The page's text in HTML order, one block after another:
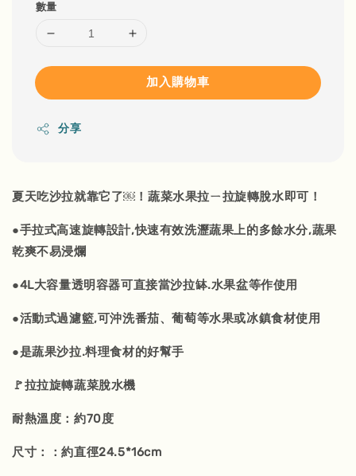
數量
加入購物車
分享
夏天吃沙拉就靠它了￼！蔬菜水果拉ㄧ拉旋轉脫水即可！
●手拉式高速旋轉設計,快速有效洗瀝蔬果上的多餘水分,蔬果
乾爽不易浸爛
●4L大容量透明容器可直接當沙拉缽.水果盆等作使用
●活動式過濾籃,可沖洗番茄、葡萄等水果或冰鎮食材使用
●是蔬果沙拉.料理食材的好幫手
🚩拉拉旋轉蔬菜脫水機
耐熱溫度：約70度
尺寸：：約直徑24.5*16cm